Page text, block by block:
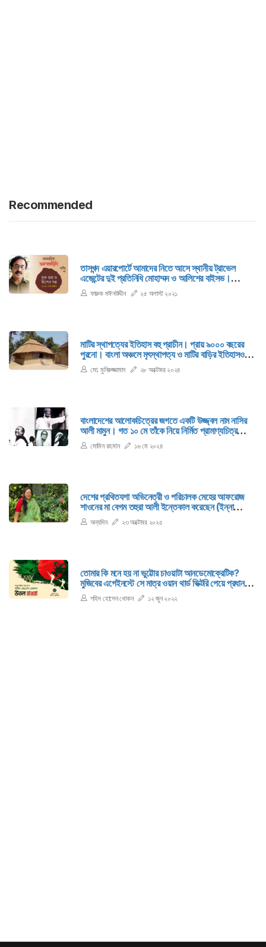
Recommended
তাসখন্দ এয়ারপোর্টে আমাদের নিতে আসে স্থানীয় ট্রাভেল
এজেন্টের দুই প্রতিনিধি মোহাম্মদ ও আলিশের বাইসভ।
উল্লেখ্য, নায়কোচিত চেহারার যুবক আলিশের নিজেই এই
এজেন্সির মালিক। স্বয়ং মালিক এয়ারপোর্টে আমাদের নিতে
ফারুক মঈনউদ্দীন ২৫ অগাস্ট ২০২১
মাটির স্থাপত্যের ইতিহাস বহু প্রাচীন। প্রায় ৯০০০ বছরের
পুরনো। বাংলা অঞ্চলে মৃৎস্থাপত্য ও মাটির বাড়ির ইতিহাসও
কয়েক হাজার বছরের। বিভিন্ন রকমের স্থানীয় বৈশিষ্ট্যপূর্ণ বসত-
বাড়ি ও অন্যান্য স্থাপনা গড়ে উঠেছে।
মো. মুনিরুজ্জামান ২৮ অক্টোবর ২০২৪
বাংলাদেশের আলোকচিত্রের জগতে একটি উজ্জ্বল নাম নাসির
আলী মামুন। গত ১০ মে তাঁকে নিয়ে নির্মিত প্রামাণ্যচিত্র
‘ছায়াবন্দনা’র প্রিমিয়ার শো হয়েছে শিল্পকলা একাডেমির চিত্রশালা
মিলনায়তনে। মকবুল চৌধুরী এই প্রামাণ্য চলচ্চিত্রটির
মোমিন রহমান ১৬ মে ২০২৪
দেশের প্রথিতযশা অভিনেত্রী ও পরিচালক মেহের আফরোজ
শাওনের মা বেগম তহুরা আলী ইন্তেকাল করেছেন (ইন্না
লিল্লাহি ওয়া ইন্না ইলাইহি রাজিউন)।
অন্যদিন ২৩ অক্টোবর ২০২৫
তোমার কি মনে হয় না ভুট্টোর চাওয়াটা আনডেমোক্রেটিক?
মুজিবের এগেইনস্টে সে মাত্র ওয়ান থার্ড ভিক্টরি পেয়ে প্রধানমন্ত্রী
কীভাবে হবে! শেখ মুজিব হ্যাজ লিগ্যাল রাইট টু বি দ্য প্রাইম
মিনিস্টার অব পাকিস্তান।
শহিদ হোসেন খোকন ১২ জুন ২০২২